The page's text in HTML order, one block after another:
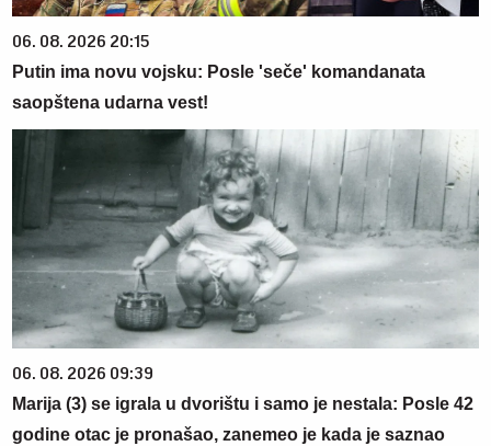
06. 08. 2026 20:15
Putin ima novu vojsku: Posle 'seče' komandanata
saopštena udarna vest!
06. 08. 2026 09:39
Marija (3) se igrala u dvorištu i samo je nestala: Posle 42
godine otac je pronašao, zanemeo je kada je saznao